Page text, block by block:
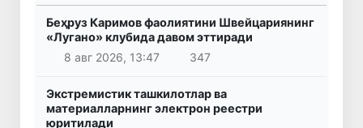
Беҳруз Каримов фаолиятини Швейцариянинг
«Лугано» клубида давом эттиради
8 авг 2026, 13:47
347
Экстремистик ташкилотлар ва
материалларнинг электрон реестри
юритилади